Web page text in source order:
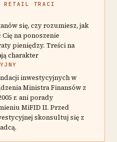
RETAIL TRACI
się, czy rozumiesz, jak
Cię na ponoszenie
pieniędzy. Treści na
charakter
inwestycyjnych w
Ministra Finansów z
r. ani porady
MiFID II. Przed
skonsultuj się z